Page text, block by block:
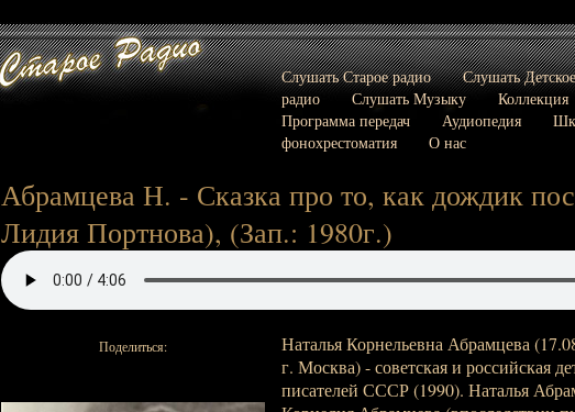
Слушать Старое радио
Слушать Детское
радио
Слушать Музыку
Коллекция
Программа передач
Аудиопедия
фонохрестоматия
О нас
Абрамцева Н. - Сказка про то, как дождик
Лидия Портнова), (Зап.: 1980г.)
Поделиться:
Наталья Корнельевна Абрамцева
г. Москва) - советская и российская
писателей СССР (1990). Наталья